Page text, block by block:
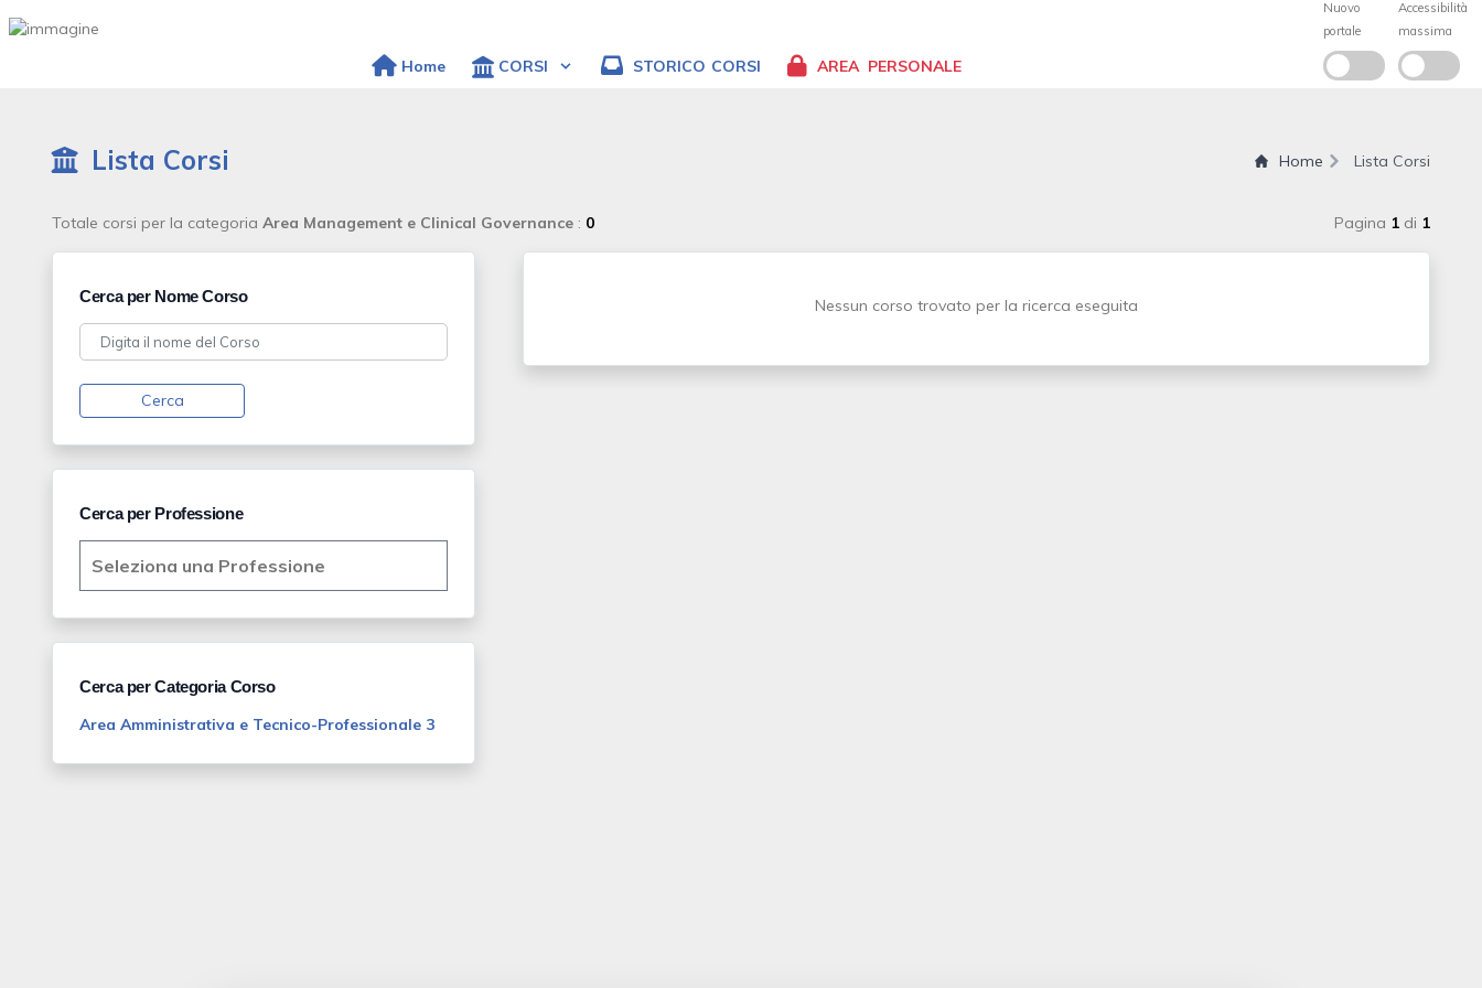
Home CORSI STORICO CORSI AREA PERSONALE
Lista Corsi Home Lista Corsi
Totale corsi per la categoria Area Management e Clinical Governance : 0 Pagina 1di 1
Cerca per Nome Corso
Cerca
Cerca per Professione
Cerca per Categoria Corso
Area Amministrativa e Tecnico-Professionale 3
Nessun corso trovato per la ricerca eseguita